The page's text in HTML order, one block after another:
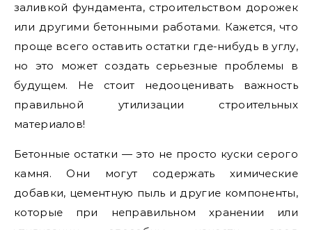
заливкой фундамента, строительством дорожек
или другими бетонными работами. Кажется, что
проще всего оставить остатки где-нибудь в углу,
но это может создать серьезные проблемы в
будущем. Не стоит недооценивать важность
правильной утилизации строительных
материалов!
Бетонные остатки — это не просто куски серого
камня. Они могут содержать химические
добавки, цементную пыль и другие компоненты,
которые при неправильном хранении или